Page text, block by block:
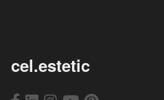
cel.estetic